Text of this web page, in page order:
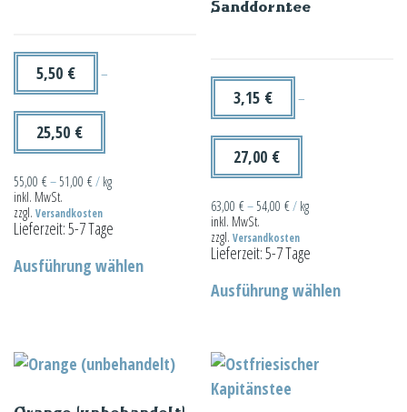
5,50 € –
25,50 €
55,00 €– 51,00 €/ kg
inkl. MwSt.
zzgl. Versandkosten
Lieferzeit:5-7 Tage
Ausführung wählenProdukt
auf.
Sanddorntee
3,15 € –
27,00 €
63,00€– 54,00€/ kg
inkl. MwSt.
zzgl.Versandkosten
Lieferzeit:5-7 Tage
Ausführung wählenProdukt